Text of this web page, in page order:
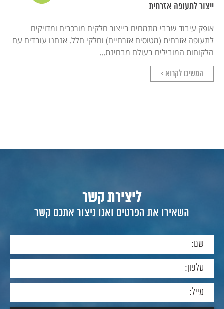
ייצור לתעופה אזרחית
אופק עיבוד שבבי מתמחים בייצור חלקים מורכבים ומדויקים
לתעופה אזרחית (מטוסים אזרחיים) וחלקי חלל. אנחנו עובדים עם
הלקוחות המובילים בעולם מבחינת...
המשיכו לקרוא >
ליצירת קשר
השאירו את הפרטים ואנו ניצור אתכם קשר